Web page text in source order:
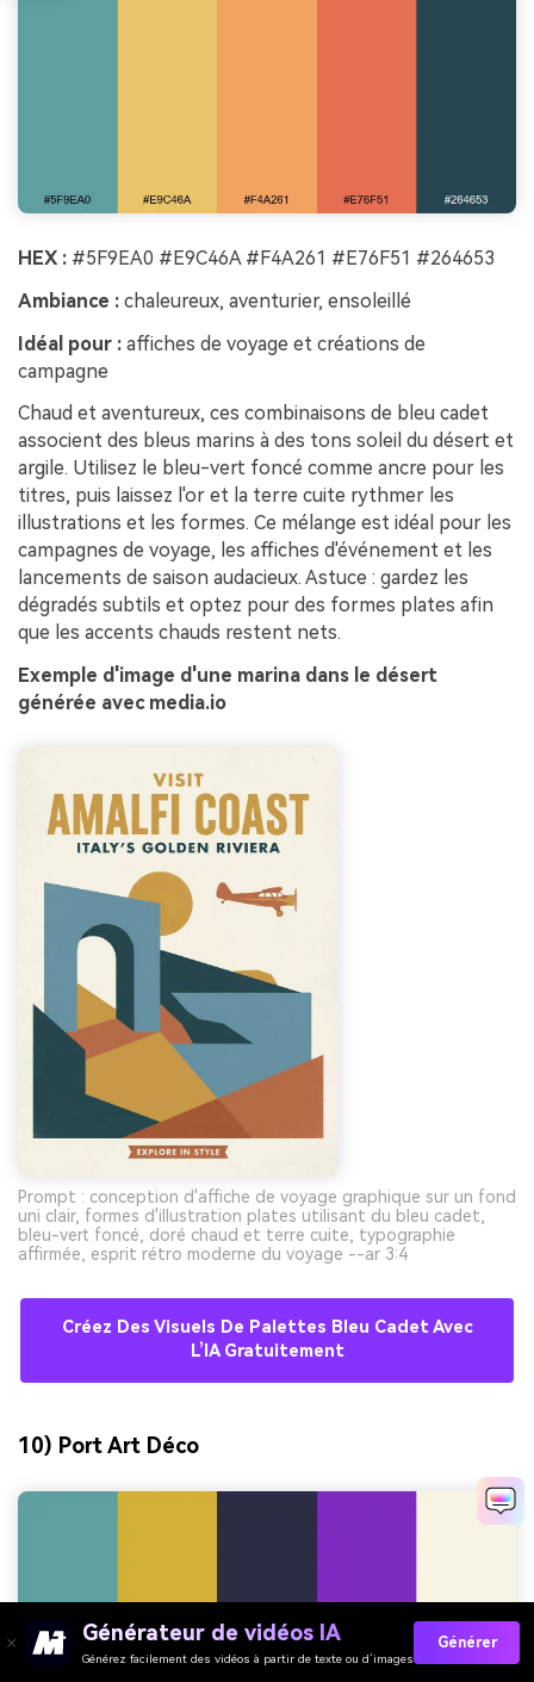
HEX : #5F9EA0 #E9C46A #F4A261 #E76F51 #264653
Ambiance : chaleureux, aventurier, ensoleillé
Idéal pour : affiches de voyage et créations de
campagne
Chaud et aventureux, ces combinaisons de bleu cadet
associent des bleus marins à des tons soleil du désert et
argile. Utilisez le bleu-vert foncé comme ancre pour les
titres, puis laissez l'or et la terre cuite rythmer les
illustrations et les formes. Ce mélange est idéal pour les
campagnes de voyage, les affiches d'événement et les
lancements de saison audacieux. Astuce : gardez les
dégradés subtils et optez pour des formes plates afin
que les accents chauds restent nets.
Exemple d'image d'une marina dans le désert
générée avec media.io
Prompt : conception d'affiche de voyage graphique sur un fond
uni clair, formes d'illustration plates utilisant du bleu cadet,
bleu-vert foncé, doré chaud et terre cuite, typographie
affirmée, esprit rétro moderne du voyage --ar 3:4
Créez Des Visuels De Palettes Bleu Cadet Avec
L’IA Gratuitement
10) Port Art Déco
Générateur de vidéos IA
Générez facilement des vidéos à partir de texte ou d’images
Générer